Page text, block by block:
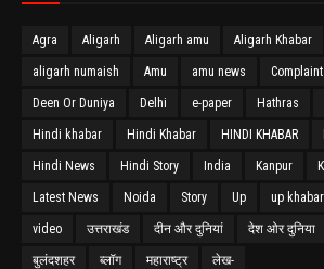
Agra Aligarh Aligarh amu Aligarh Khabar
aligarh numaish Amu amu news
Deen Or Duniya Delhi e-paper Hathras
Hindi khabar Hindi Khabar HINDI KHABAR
Hindi News Hindi Story India Kanpur
Latest News Noida Story Up up khabar
video उत्तराखंड दीन और दुनियां देश ओर दुनिया
बुलंदशहर ब्लॉग महाराष्ट्र लेख-